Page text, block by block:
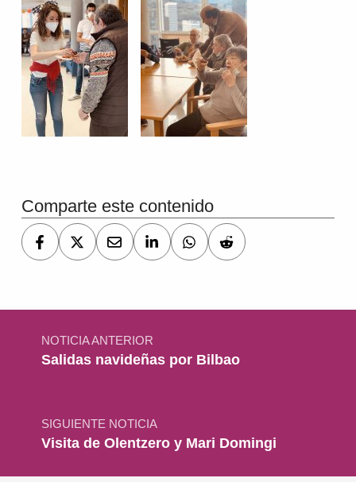
Comparte este contenido
Navegación de entradas
NOTICIA ANTERIOR
Salidas navideñas por Bilbao
SIGUIENTE NOTICIA
Visita de Olentzero y Mari Domingi